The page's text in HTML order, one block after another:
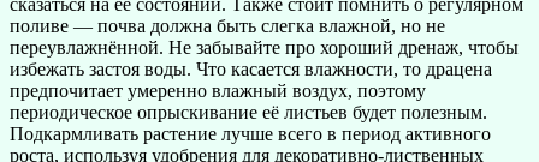
сказаться на её состоянии. Также стоит помнить о регулярном
поливе — почва должна быть слегка влажной, но не
переувлажнённой. Не забывайте про хороший дренаж, чтобы
избежать застоя воды. Что касается влажности, то драцена
предпочитает умеренно влажный воздух, поэтому
периодическое опрыскивание её листьев будет полезным.
Подкармливать растение лучше всего в период активного
роста, используя удобрения для декоративно-лиственных